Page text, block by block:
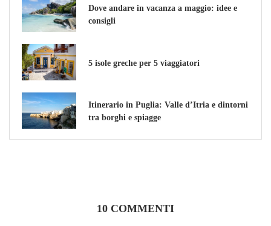
Dove andare in vacanza a maggio: idee e
consigli
5 isole greche per 5 viaggiatori
Itinerario in Puglia: Valle d’Itria e dintorni
tra borghi e spiagge
10 COMMENTI